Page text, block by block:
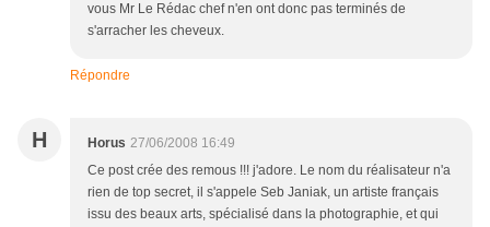
vous Mr Le Rédac chef n'en ont donc pas terminés de
s'arracher les cheveux.
Répondre
H Horus 27/06/2008 16:49
Ce post crée des remous !!! j'adore. Le nom du réalisateur n'a
rien de top secret, il s'appele Seb Janiak, un artiste français
issu des beaux arts, spécialisé dans la photographie, et qui